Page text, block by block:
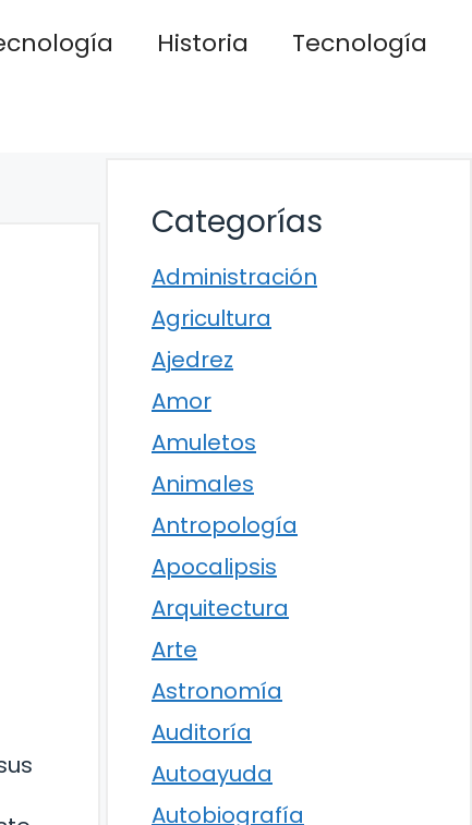
Historia
Tecnología
Categorías
Administración
Agricultura
Ajedrez
Amor
Amuletos
Animales
Antropología
Apocalipsis
Arquitectura
Arte
Astronomía
Auditoría
Autoayuda
Autobiografía